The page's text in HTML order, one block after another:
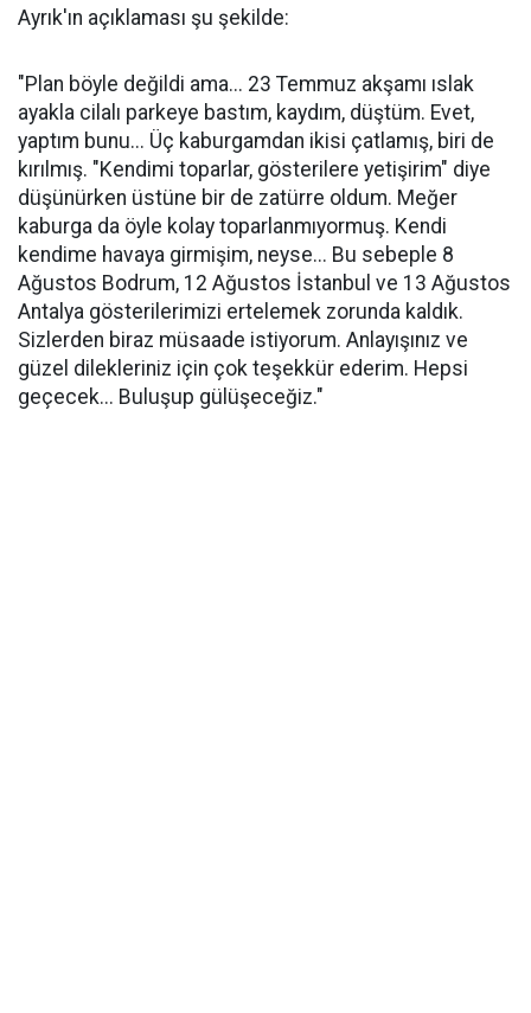
Ayrık'ın açıklaması şu şekilde:
"Plan böyle değildi ama... 23 Temmuz akşamı ıslak
ayakla cilalı parkeye bastım, kaydım, düştüm. Evet,
yaptım bunu... Üç kaburgamdan ikisi çatlamış, biri de
kırılmış. "Kendimi toparlar, gösterilere yetişirim" diye
düşünürken üstüne bir de zatürre oldum. Meğer
kaburga da öyle kolay toparlanmıyormuş. Kendi
kendime havaya girmişim, neyse... Bu sebeple 8
Ağustos Bodrum, 12 Ağustos İstanbul ve 13 Ağustos
Antalya gösterilerimizi ertelemek zorunda kaldık.
Sizlerden biraz müsaade istiyorum. Anlayışınız ve
güzel dilekleriniz için çok teşekkür ederim. Hepsi
geçecek... Buluşup gülüşeceğiz."